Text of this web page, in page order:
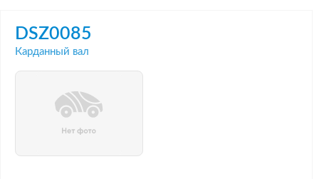
DSZ0085
Карданный вал